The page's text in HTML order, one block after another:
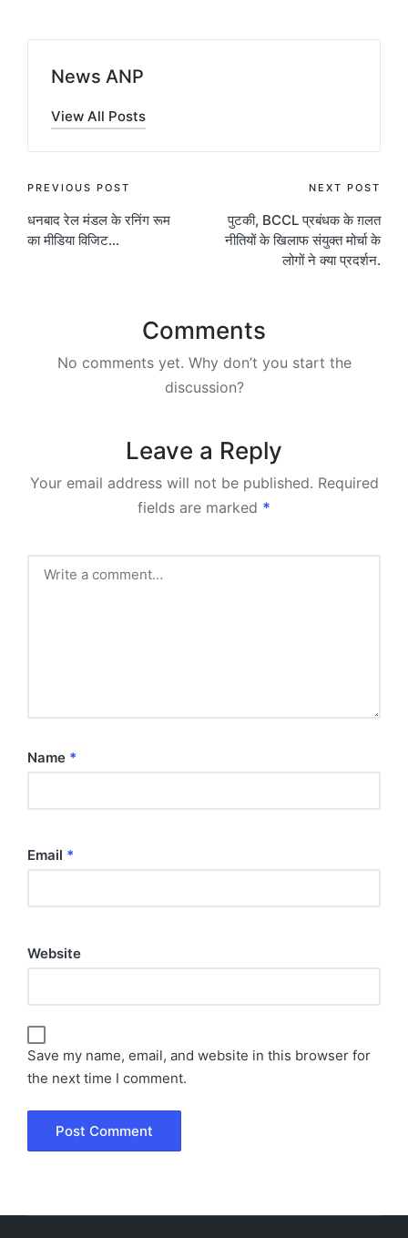
News ANP
View All Posts
Post
navigation
PREVIOUS POST
धनबाद रेल मंडल के रनिंग रूम
का मीडिया विजिट…
NEXT POST
पुटकी, BCCL प्रबंधक के ग़लत
नीतियों के खिलाफ संयुक्त मोर्चा के
लोगों ने क्या प्रदर्शन.
Comments
No comments yet. Why don’t you start the
discussion?
Leave a Reply
Your email address will not be published. Required
fields are marked *
Name *
Email *
Website
Save my name, email, and website in this browser for
the next time I comment.